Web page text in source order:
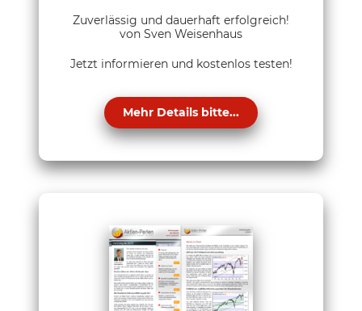
Zuverlässig und dauerhaft erfolgreich!
von Sven Weisenhaus
Jetzt informieren und kostenlos testen!
Mehr Details bitte...